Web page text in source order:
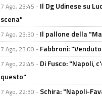
7 Ago, 23:45 - Il Dg Udinese su
scena"
7 Ago, 23:30 - Il pallone della
7 Ago, 23:00 - Fabbroni:
7 Ago, 22:45 - Di Fusco: "Napoli,
questo"
7 Ago, 22:30 - Schira: "Napoli-